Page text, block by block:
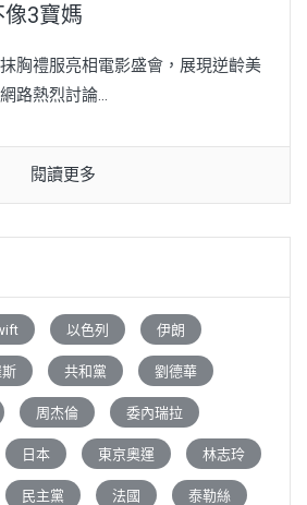
3寶媽
胸禮服亮相電影盛會，展現逆齡美
路熱烈討論...
閱讀更多
以色列 伊朗
共和黨 劉德華
周杰倫 委內瑞拉
日本 東京奧運 林志玲
民主黨 法國 泰勒絲